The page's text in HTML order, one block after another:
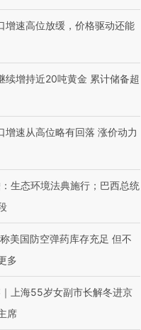
增速高位放缓，价格驱动还能
续增持近20吨黄金 累计储备超
增速从高位略有回落 涨价动力
生态环境法典施行；巴西总统
美国防空弹药库存充足 但不
多
｜上海55岁女副市长解冬进京
席